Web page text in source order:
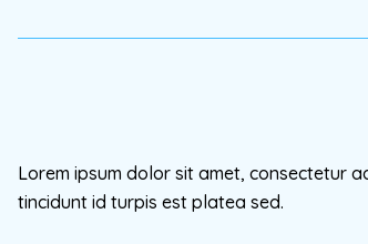
Lorem ipsum dolor sit amet, consectetur
tincidunt id turpis est platea sed.